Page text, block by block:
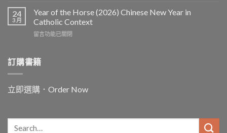
and
for
China:
Father
中
24
3 月
Year of the Horse (2026) Chinese New Year in
Catholic Context
在
the
Horse
Chinese
New
Catholic
Context〉
留言功能已關閉
訂購書籍
立即選購．Order Now